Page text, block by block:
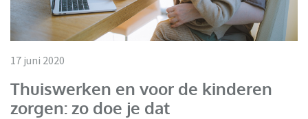
17 juni 2020
Thuiswerken en voor de kinderen
zorgen: zo doe je dat